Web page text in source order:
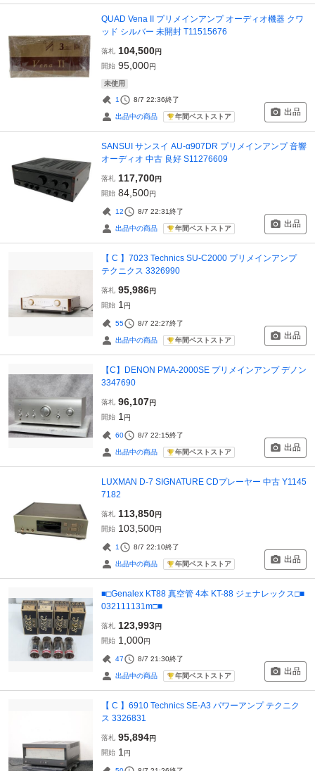
QUAD Vena II プリメインアンプ オーディオ機器 クワ
ッド シルバー 未開封 T11515676
落札 104,500円
開始 95,000円
未使用
1 8/7 22:36終了
出品中の商品 年間ベストストア 出品
SANSUI サンスイ AU-α907DR プリメインアンプ 音響
オーディオ 中古 良好 S11276609
落札 117,700円
開始 84,500円
12 8/7 22:31終了
出品中の商品 年間ベストストア 出品
【 C 】7023 Technics SU-C2000 プリメインアンプ
テクニクス 3326990
落札 95,986円
開始 1 円
55 8/7 22:27終了
出品中の商品 年間ベストストア 出品
【C】DENON PMA-2000SE プリメインアンプ デノン
3347690
落札 96,107円
開始 1 円
60 8/7 22:15終了
出品中の商品 年間ベストストア 出品
LUXMAN D-7 SIGNATURE CDプレーヤー 中古 Y1145
7182
落札 113,850円
開始 103,500円
1 8/7 22:10終了
出品中の商品 年間ベストストア 出品
■□Genalex KT88 真空管 4本 KT-88 ジェナレックス□■
032111131m□■
落札 123,993円
開始 1,000円
47 8/7 21:30終了
出品中の商品 年間ベストストア 出品
【 C 】6910 Technics SE-A3 パワーアンプ テクニク
ス 3326831
落札 95,894円
開始 1 円